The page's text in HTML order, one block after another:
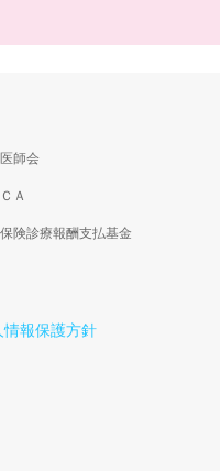
師会
Ａ
険診療報酬支払基金
情報保護方針